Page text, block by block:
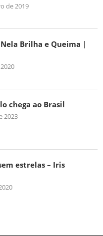
de 2019
Brilha e Queima |
chega ao Brasil
2023
estrelas – Iris